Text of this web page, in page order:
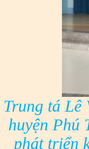
Trung tá Lê
huyện Phú
phát triển